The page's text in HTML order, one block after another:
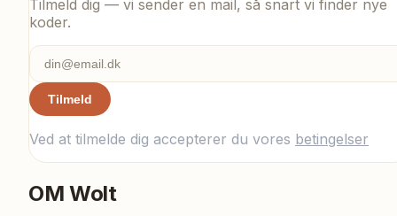
Tilmeld dig — vi sender en mail, så snart vi finder nye
koder.
Tilmeld
Ved at tilmelde dig accepterer du vores betingelser
OM Wolt